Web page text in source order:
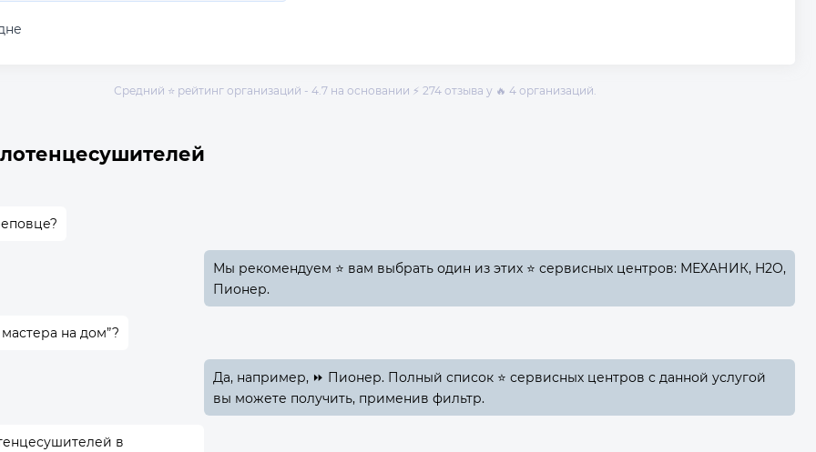
Средний ⭐ рейтинг организаций - 4.7 на основании ⚡ 274 отзыва у 🔥 4 организаций.
Мы рекомендуем ⭐ вам выбрать один из этих ⭐ сервисных центров: МЕХАНИК, H2O,
Пионер.
на дом”?
Да, например, ⏩ Пионер. Полный список ⭐ сервисных центров с данной услугой
вы можете получить, применив фильтр.
в